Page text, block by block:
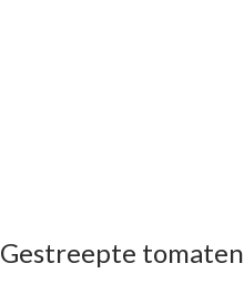
Gestreepte tomaten